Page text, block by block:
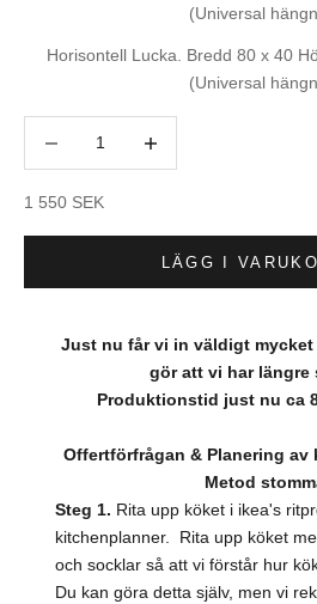
(Universal
Horisontell Lucka. Bredd 80 x 40
(Universal
REA-pris
1 550 SEK
LÄGG I
Just nu får vi in väldigt
gör att vi har längre
Produktionstid just nu ca
Offertförfrågan & Planering av
Metod
Steg 1. Rita upp köket i ikea's
kitchenplanner. Rita upp köket
och socklar så att vi förstår hur
Du kan göra detta själv, men vi